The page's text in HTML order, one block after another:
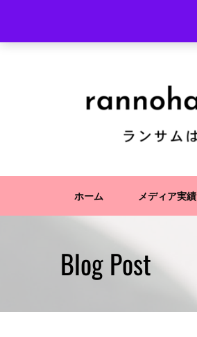
content
ホーム メディア実績
Blog Post